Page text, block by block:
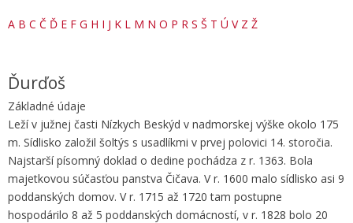
A B C Č Ď E F G H I J K L M N O P R S Š T Ú V Z Ž
Ďurďoš
Základné údaje
Leží v južnej časti Nízkych Beskýd v nadmorskej výške okolo 175
m. Sídlisko založil šoltýs s usadlíkmi v prvej polovici 14. storočia.
Najstarší písomný doklad o dedine pochádza z r. 1363. Bola
majetkovou súčasťou panstva Čičava. V r. 1600 malo sídlisko asi 9
poddanských domov. V r. 1715 až 1720 tam postupne
hospodárilo 8 až 5 poddanských domácností, v r. 1828 bolo 20